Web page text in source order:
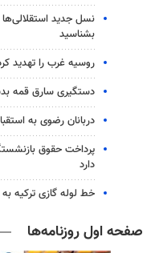
بشناسید
روسیه غرب را تهدید
دستگیری سارق قمه بدست
دربانان رضوی به
پرداخت حقوق
دارد
خط لوله گازی ترکیه
صفحه اول روزنامه‌ها